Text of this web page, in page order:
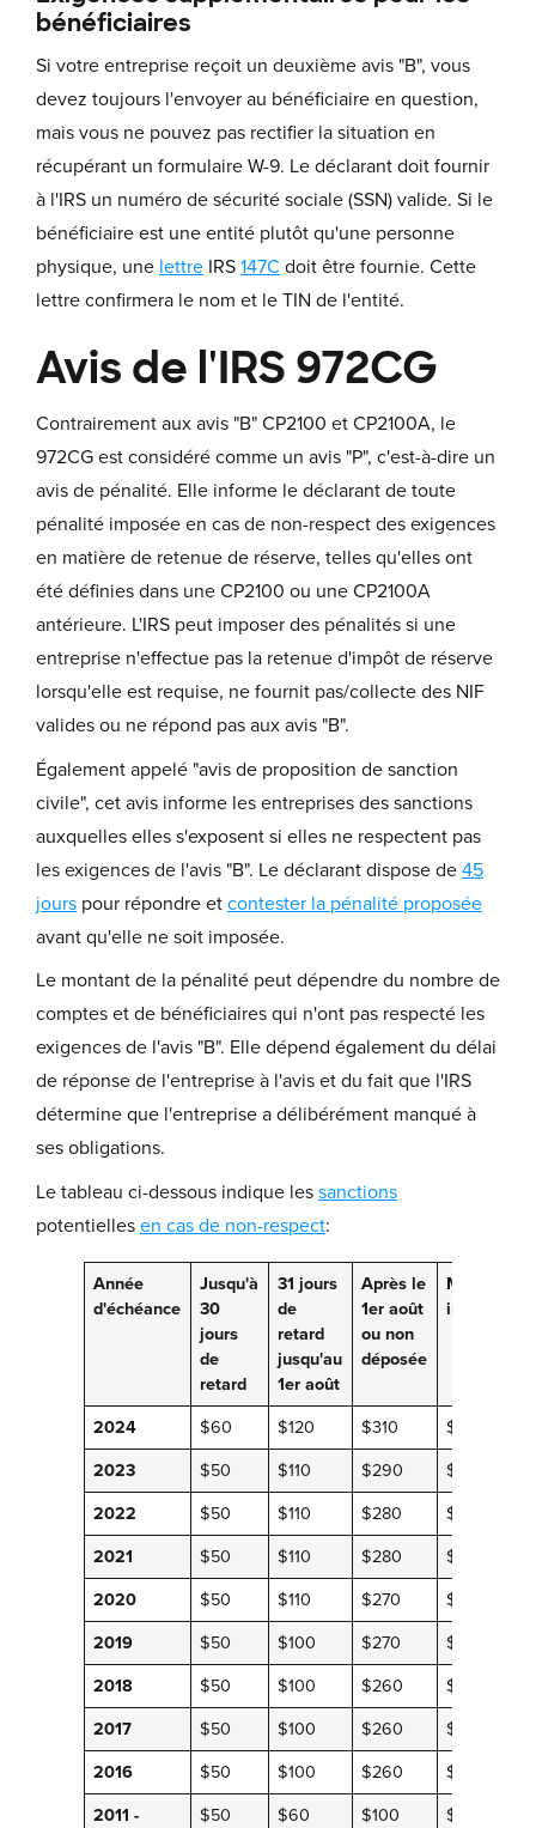
bénéficiaires
Si votre entreprise reçoit un deuxième avis "B", vous
devez toujours l'envoyer au bénéficiaire en question,
mais vous ne pouvez pas rectifier la situation en
récupérant un formulaire W-9. Le déclarant doit fournir
à l'IRS un numéro de sécurité sociale (SSN) valide. Si le
bénéficiaire est une entité plutôt qu'une personne
physique, une lettre IRS 147C doit être fournie. Cette
lettre confirmera le nom et le TIN de l'entité.
Avis de l'IRS 972CG
Contrairement aux avis "B" CP2100 et CP2100A, le
972CG est considéré comme un avis "P", c'est-à-dire un
avis de pénalité. Elle informe le déclarant de toute
pénalité imposée en cas de non-respect des exigences
en matière de retenue de réserve, telles qu'elles ont
été définies dans une CP2100 ou une CP2100A
antérieure. L'IRS peut imposer des pénalités si une
entreprise n'effectue pas la retenue d'impôt de réserve
lorsqu'elle est requise, ne fournit pas/collecte des NIF
valides ou ne répond pas aux avis "B".
Également appelé "avis de proposition de sanction
civile", cet avis informe les entreprises des sanctions
auxquelles elles s'exposent si elles ne respectent pas
les exigences de l'avis "B". Le déclarant dispose de 45
jours pour répondre et contester la pénalité proposée
avant qu'elle ne soit imposée.
Le montant de la pénalité peut dépendre du nombre de
comptes et de bénéficiaires qui n'ont pas respecté les
exigences de l'avis "B". Elle dépend également du délai
de réponse de l'entreprise à l'avis et du fait que l'IRS
détermine que l'entreprise a délibérément manqué à
ses obligations.
Le tableau ci-dessous indique les sanctions
potentielles en cas de non-respect:
Année
d'échéance
Jusqu'à
30
jours
de
retard
31 jours
de
retard
jusqu'au
1er août
Après le
1er août
ou non
déposée
Mépris
2024 $60 $120 $310 $630
2023 $50 $110 $290 $580
2022 $50 $110 $280 $570
2021 $50 $110 $280 $560
2020 $50 $110 $270 $550
2019 $50 $100 $270 $540
2018 $50 $100 $260 $530
2017 $50 $100 $260 $530
2016 $50 $100 $260 $520
2011 -
$50 $60 $100 $250